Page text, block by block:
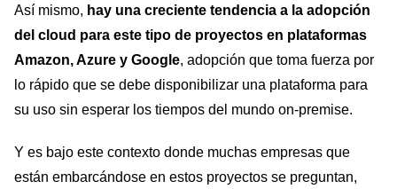
Así mismo, hay una creciente tendencia a la adopción
del cloud para este tipo de proyectos en plataformas
Amazon, Azure y Google, adopción que toma fuerza por
lo rápido que se debe disponibilizar una plataforma para
su uso sin esperar los tiempos del mundo on-premise.
Y es bajo este contexto donde muchas empresas que
están embarcándose en estos proyectos se preguntan,